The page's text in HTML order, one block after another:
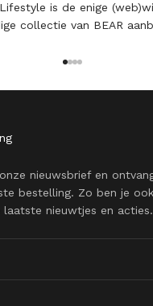
is de enige
collectie van BEAR
nieuwsbrief en
bestelling. Zo ben je
nieuwtjes en acties.